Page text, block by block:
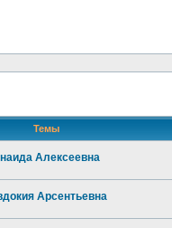
Темы
Алексеевна
Арсентьевна